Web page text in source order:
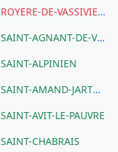
ROYERE-DE-VASSIVIERE
SAINT-AGNANT-DE-VERSILLAT
SAINT-ALPINIEN
SAINT-AMAND-JARTOUDEIX
SAINT-AVIT-LE-PAUVRE
SAINT-CHABRAIS